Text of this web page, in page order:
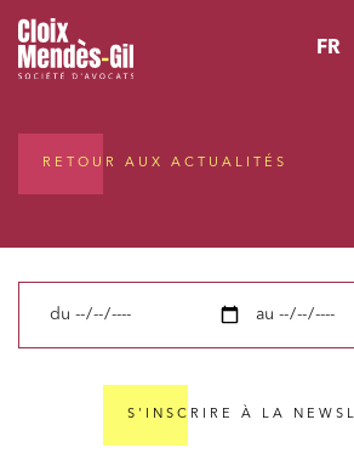
FR
RETOUR AUX ACTUALITÉS
du au
S'INSCRIRE À LA